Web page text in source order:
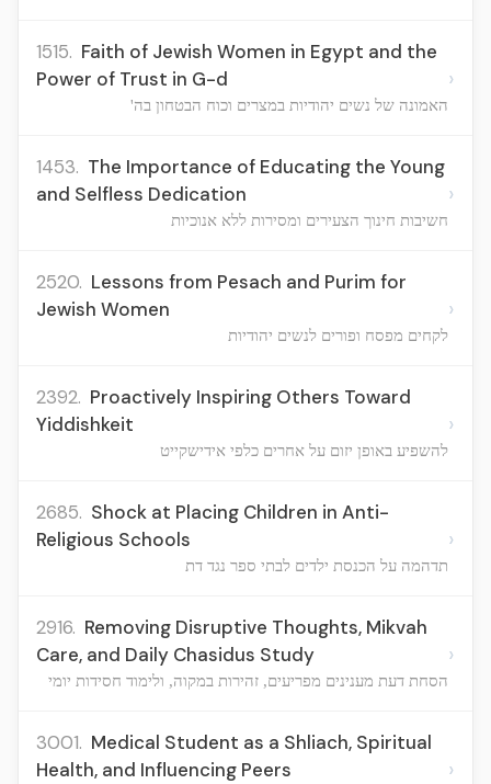
1515. Faith of Jewish Women in Egypt and the
Power of Trust in G-d
האמונה של נשים יהודיות במצרים וכוח הבטחון בה'
›
1453. The Importance of Educating the Young
and Selfless Dedication
חשיבות חינוך הצעירים ומסירות ללא אנוכיות
›
2520. Lessons from Pesach and Purim for
Jewish Women
לקחים מפסח ופורים לנשים יהודיות
›
2392. Proactively Inspiring Others Toward
Yiddishkeit
להשפיע באופן יזום על אחרים כלפי אידישקייט
›
2685. Shock at Placing Children in Anti-
Religious Schools
תדהמה על הכנסת ילדים לבתי ספר נגד דת
›
2916. Removing Disruptive Thoughts, Mikvah
Care, and Daily Chasidus Study
הסחת דעת מענינים מפריעים, זהירות במקוה, ולימוד חסידות יומי
›
3001. Medical Student as a Shliach, Spiritual
Health, and Influencing Peers
›